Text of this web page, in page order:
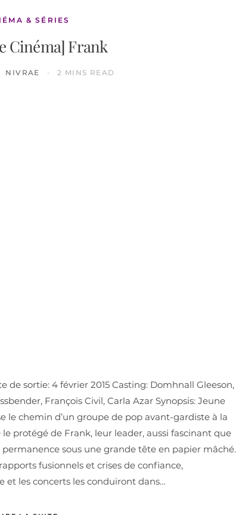
& SÉRIES
Cinéma] Frank
NIVRAE 2 MINS READ
sortie: 4 février 2015 Casting: Domhnall Gleeson,
François Civil, Carla Azar Synopsis: Jeune
le chemin d’un groupe de pop avant-gardiste à la
protégé de Frank, leur leader, aussi fascinant que
sous une grande tête en papier mâché.
fusionnels et crises de confiance,
les concerts les conduiront dans…